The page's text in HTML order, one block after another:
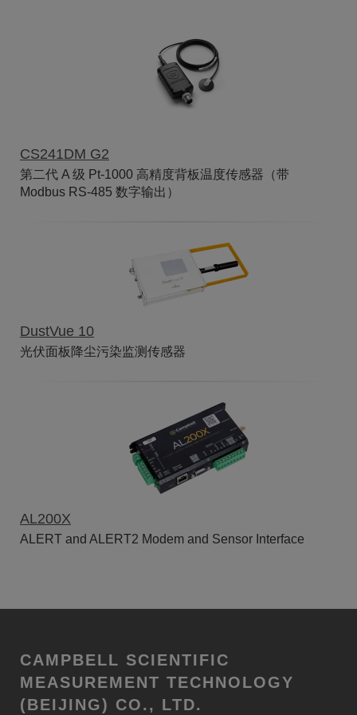
CS241DM G2
第二代 A 级 Pt-1000 高精度背板温度传感器（带
Modbus RS-485 数字输出）
DustVue 10
光伏面板降尘污染监测传感器
AL200X
ALERT and ALERT2 Modem and Sensor Interface
CAMPBELL SCIENTIFIC
MEASUREMENT TECHNOLOGY
(BEIJING) CO., LTD.